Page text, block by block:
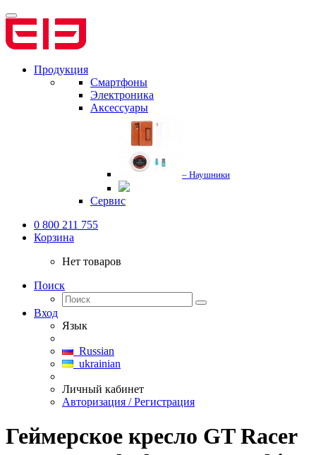
Продукция
Смартфоны
Электроника
Аксессуары
– Наушники
Сервис
0 800 211 755
Корзина
Нет товаров
Поиск
Вход
Язык
Russian
ukrainian
Личный кабинет
Авторизация / Регистрация
Геймерское кресло GT Racer